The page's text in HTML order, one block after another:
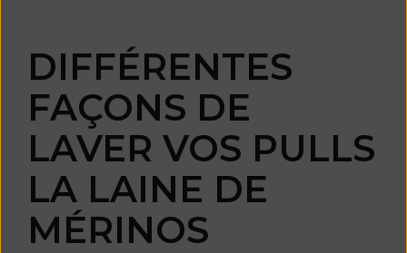
DIFFÉRENTES
FAÇONS DE
LAVER VOS PULLS
LA LAINE DE
MÉRINOS